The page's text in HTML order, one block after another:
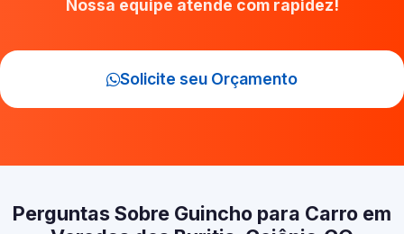
Nossa equipe atende com rapidez!
Solicite seu Orçamento
Perguntas Sobre Guincho para Carro em